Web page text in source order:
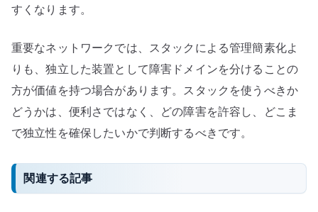
すくなります。
重要なネットワークでは、スタックによる管理簡素化よ
りも、独立した装置として障害ドメインを分けることの
方が価値を持つ場合があります。スタックを使うべきか
どうかは、便利さではなく、どの障害を許容し、どこま
で独立性を確保したいかで判断するべきです。
関連する記事